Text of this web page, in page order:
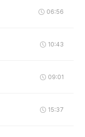
06:56
10:43
09:01
15:37